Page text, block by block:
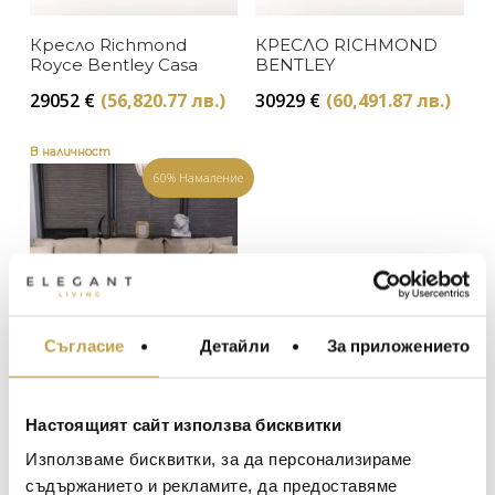
Съгласие Детайли За приложението
Настоящият сайт използва бисквитки
Използваме бисквитки, за да персонализираме
съдържанието и рекламите, да предоставяме
В наличност
Изчерпан, с опция за поръчка
ЦВЯТ
Бежово
Кресло Richmond
Royce Bentley Casa
29052 € (56,820.77 лв.)
КРЕСЛО RICHMOND
BENTLEY
30929 € (60,491.87 лв.)
В наличност
60% Намаление
Bentley
39902€(78,041.53 лв.)Original
price
15961€ (31,216.61 лв.)Текущата
МЕБЕЛИ ЗА ДОМА И
ЗА МАСАТА
BACCARAT